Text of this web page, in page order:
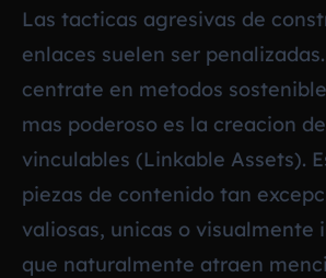
Las tacticas agresivas de
enlaces suelen ser
centrate en metodos
mas poderoso es la creacion
vinculables (Linkable Assets).
piezas de contenido tan
valiosas, unicas o visualmente
que naturalmente atraen